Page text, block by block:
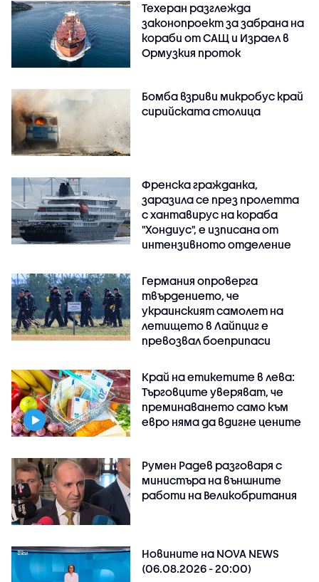
Техеран разглежда
законопроект за забрана на
кораби от САЩ и Израел в
Ормузкия проток
Бомба взриви микробус край
сирийската столица
Френска гражданка,
заразила се през пролетта
с хантавирус на кораба
"Хондиус", е изписана от
интензивното отделение
Германия опроверга
твърдението, че
украинският самолет на
летището в Лайпциг е
превозвал боеприпаси
Край на етикетите в лева:
Търговците уверяват, че
преминаването само към
евро няма да вдигне цените
Румен Радев разговаря с
министъра на външните
работи на Великобритания
Новините на NOVA NEWS
(06.08.2026 - 20:00)